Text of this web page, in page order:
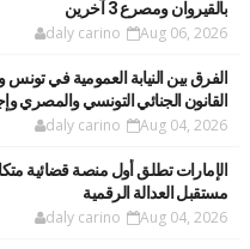
بالقيروان ومصرع 3 آخرين
daly carino Aug 06, 2026
الفرق بين النيابة العمومية في
القانون الجنائي التونسي والمصري
daly carino Aug 04, 2026
الإمارات تطلق أول منصة قضائية
مستقبل العدالة الرقمية
daly carino Aug 04, 2026